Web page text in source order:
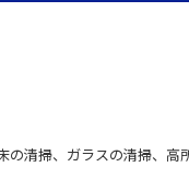
清掃、ガラスの清掃、高